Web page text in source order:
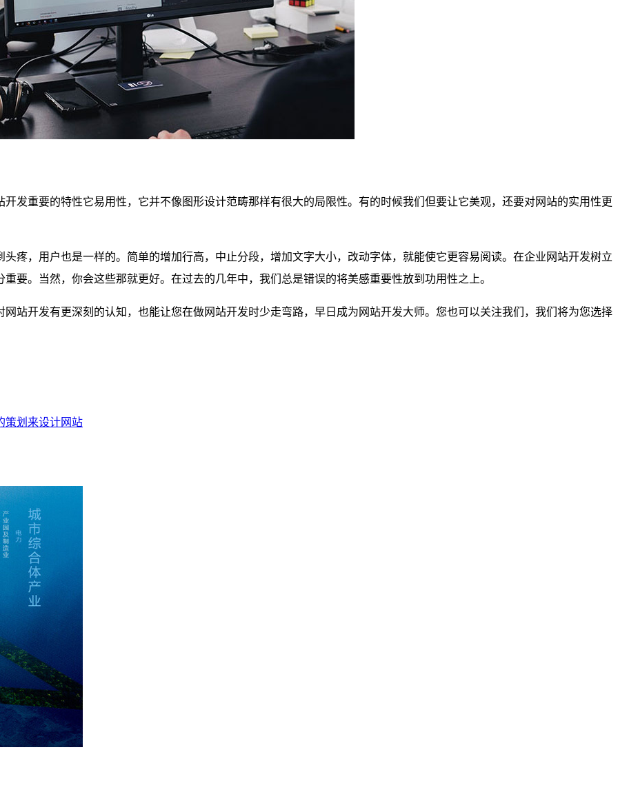
发重要的特性它易用性，它并不像图形设计范畴那样有很大的局限性。有的时候我们但要让它美观，还要对网站的实用性更
疼，用户也是一样的。简单的增加行高，中止分段，增加文字大小，改动字体，就能使它更容易阅读。在企业网站开发树立
要。当然，你会这些那就更好。在过去的几年中，我们总是错误的将美感重要性放到功用性之上。
站开发有更深刻的认知，也能让您在做网站开发时少走弯路，早日成为网站开发大师。您也可以关注我们，我们将为您选择
策划来设计网站